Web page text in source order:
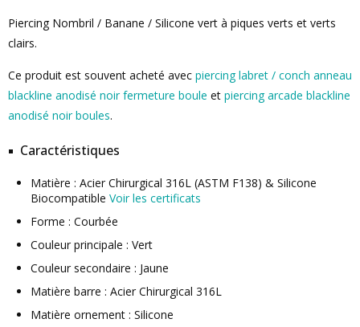
Piercing Nombril / Banane / Silicone vert à piques verts et verts
clairs.
Ce produit est souvent acheté avec piercing labret / conch anneau
blackline anodisé noir fermeture boule et piercing arcade blackline
anodisé noir boules.
Caractéristiques
Matière : Acier Chirurgical 316L (ASTM F138) & Silicone
Biocompatible Voir les certificats
Forme : Courbée
Couleur principale : Vert
Couleur secondaire : Jaune
Matière barre : Acier Chirurgical 316L
Matière ornement : Silicone